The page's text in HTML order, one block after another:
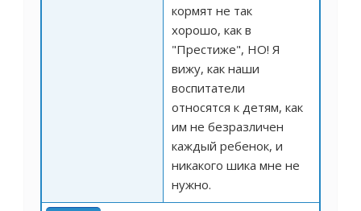
кормят не так
хорошо, как в
"Престиже", НО! Я
вижу, как наши
воспитатели
относятся к детям, как
им не безразличен
каждый ребенок, и
никакого шика мне не
нужно.